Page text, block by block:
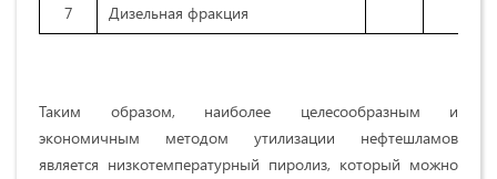
7
Дизельная фракция
Таким образом, наиболее целесообразным и
экономичным методом утилизации нефтешламов
является низкотемпературный пиролиз, который можно